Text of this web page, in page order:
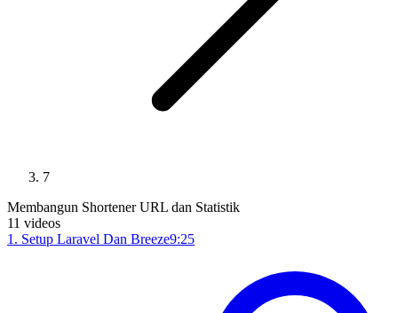
7
Membangun Shortener URL dan Statistik
11 videos
1 . Setup Laravel Dan Breeze9:25